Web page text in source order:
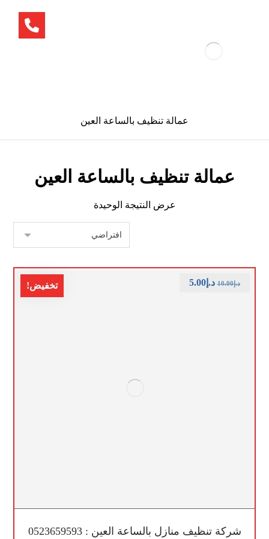
عمالة تنظيف بالساعة العين
عمالة تنظيف بالساعة العين
عرض النتيجة الوحيدة
تخفيض!
شركة تنظيف منازل بالساعة العين : 0523659593
د.إ10.00 د.إ5.00